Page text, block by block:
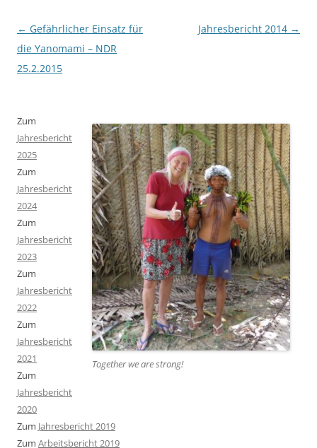
Beitragsnavigation
← Gefährlicher Einsatz für
die Yanomami – NDR
25.2.2015
Jahresbericht 2014 →
Together we are strong!
Zum
Jahresbericht
2025
Zum
Jahresbericht
2024
Zum
Jahresbericht
2023
Zum
Jahresbericht
2022
Zum
Jahresbericht
2021
Zum
Jahresbericht
2020
Zum Jahresbericht 2019
Zum Arbeitsbericht 2019